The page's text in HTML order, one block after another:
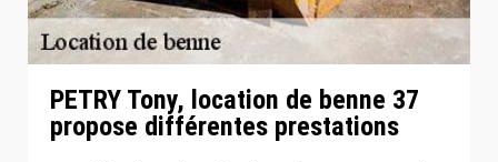
PETRY Tony, location de benne 37
propose différentes prestations